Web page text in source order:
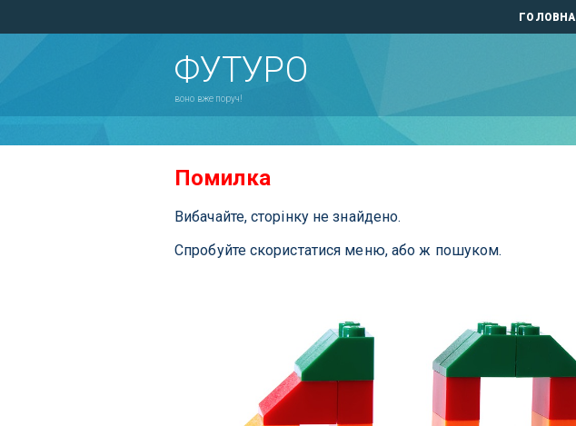
ГОЛОВНА
ФУТУРО
воно вже поруч!
Помилка
Вибачайте, сторінку не знайдено.
Спробуйте скористатися меню, або ж пошуком.